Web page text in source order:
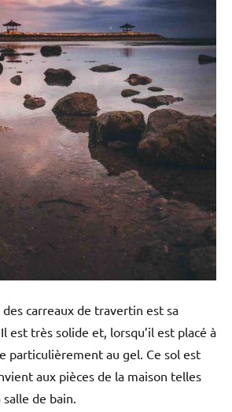
des carreaux de travertin est sa
est très solide et, lorsqu’il est placé à
particulièrement au gel. Ce sol est
aux pièces de la maison telles
de bain.